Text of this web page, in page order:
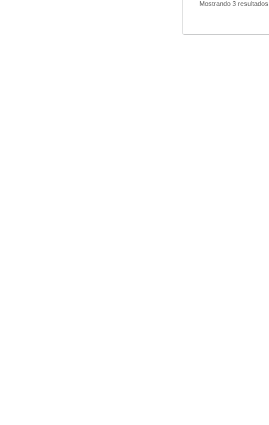
Mostrando 3